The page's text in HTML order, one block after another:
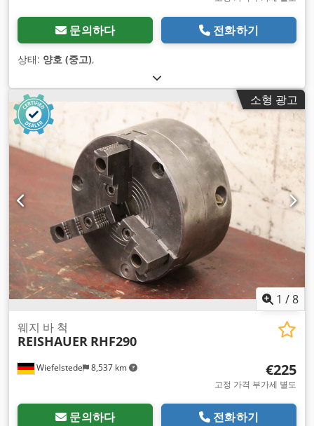
문의하다 전화하기
상태: 양호 (중고),
소형 광고
1 /8
Wiefelstede 8,537 km
웨지 바 척
REISHAUER RHF290
€225
고정 가격 부가세 별도
문의하다 전화하기